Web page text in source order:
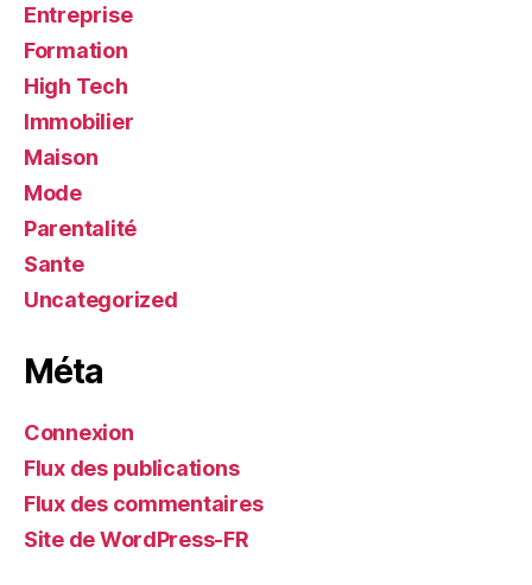
Entreprise
Formation
High Tech
Immobilier
Maison
Mode
Parentalité
Sante
Uncategorized
Méta
Connexion
Flux des publications
Flux des commentaires
Site de WordPress-FR